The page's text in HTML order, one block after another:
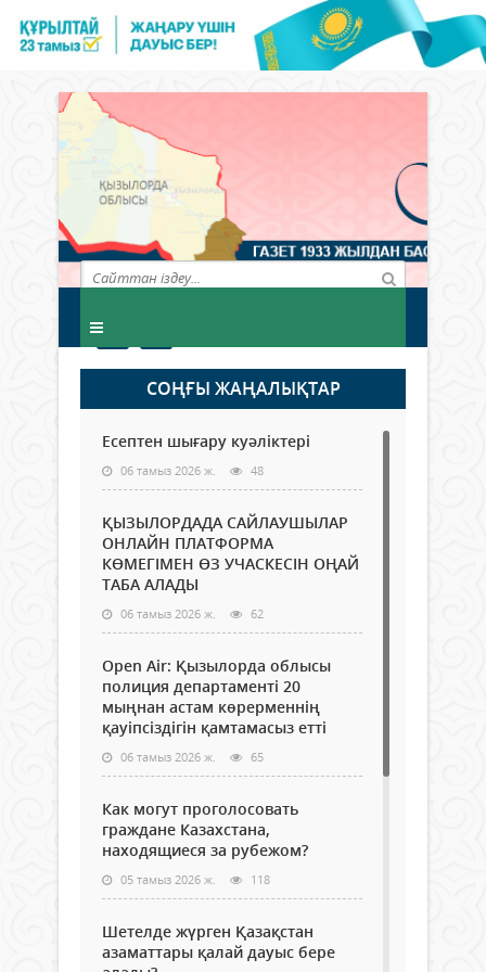
СОҢҒЫ ЖАҢАЛЫҚТАР
Есептен шығару куәліктері
06 тамыз 2026 ж. 48
ҚЫЗЫЛОРДАДА САЙЛАУШЫЛАР
ОНЛАЙН ПЛАТФОРМА
КӨМЕГІМЕН ӨЗ УЧАСКЕСІН ОҢАЙ
ТАБА АЛАДЫ
06 тамыз 2026 ж. 62
Open Air: Қызылорда облысы
полиция департаменті 20
мыңнан астам көрерменнің
қауіпсіздігін қамтамасыз етті
06 тамыз 2026 ж. 65
Как могут проголосовать
граждане Казахстана,
находящиеся за рубежом?
05 тамыз 2026 ж. 118
Шетелде жүрген Қазақстан
азаматтары қалай дауыс бере